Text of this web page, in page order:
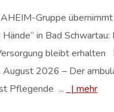
Gruppe
in Bad Schwartau:
bleibt erhalten
August 2026 – Der
Pflegende ...
| mehr